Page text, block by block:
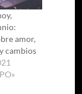
amor,
cambios